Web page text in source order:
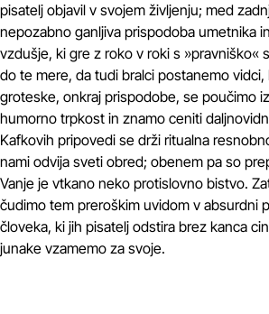
pisatelj objavil v svojem življenju; med
nepozabno ganljiva prispodoba umetnika
vzdušje, ki gre z roko v roki s »pravniško«
do te mere, da tudi bralci postanemo
groteske, onkraj prispodobe, se poučimo
humorno trpkost in znamo ceniti
Kafkovih pripovedi se drži ritualna
nami odvija sveti obred; obenem pa so
Vanje je vtkano neko protislovno bistvo.
čudimo tem preroškim uvidom v absurdni
človeka, ki jih pisatelj odstira brez kanca
junake vzamemo za svoje.